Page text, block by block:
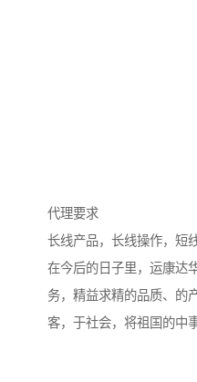
代理要求
长线产品，长线操作，短
在今后的日子里，运康达
务，精益求精的品质、的
客，于社会，将祖国的中